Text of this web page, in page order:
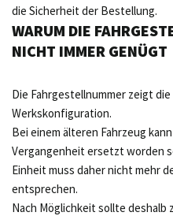
die Sicherheit der Bestellung.
WARUM DIE
NICHT IMMER GENÜGT
Die Fahrgestellnummer zeigt
Werkskonfiguration.
Bei einem älteren Fahrzeug
Vergangenheit ersetzt worden
Einheit muss daher nicht mehr
entsprechen.
Nach Möglichkeit sollte deshalb